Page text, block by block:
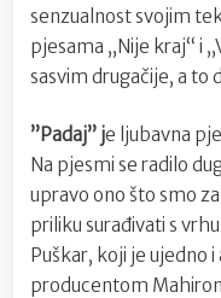
senzualnost svojim
pjesama „Nije kraj“ i
sasvim drugačije, a to
”Padaj” je ljubavna
Na pjesmi se radilo
upravo ono što smo
priliku surađivati s
Puškar, koji je ujedno
producentom